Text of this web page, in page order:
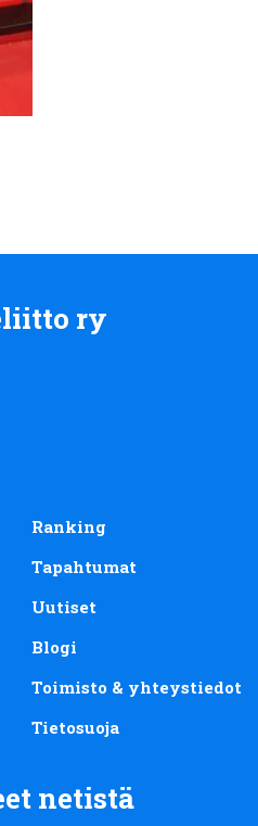
ry
Ranking
Tapahtumat
Uutiset
Blogi
Toimisto & yhteystiedot
Tietosuoja
netistä